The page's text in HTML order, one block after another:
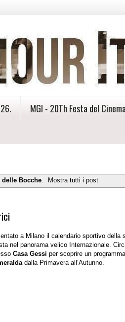
MGI - 20Th Festa del
delle Bocche. Mostra tutti i post
a Milano il calendario sportivo della
nel panorama velico Internazionale.
Casa Gessi per scoprire un
dalla Primavera all’Autunno.